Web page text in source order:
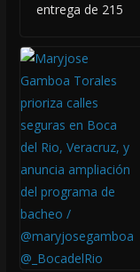
entrega de 215